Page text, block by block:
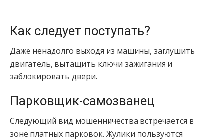
Как следует поступать?
Даже ненадолго выходя из машины, заглушить
двигатель, вытащить ключи зажигания и
заблокировать двери.
Парковщик-самозванец
Следующий вид мошенничества встречается в
зоне платных парковок. Жулики пользуются